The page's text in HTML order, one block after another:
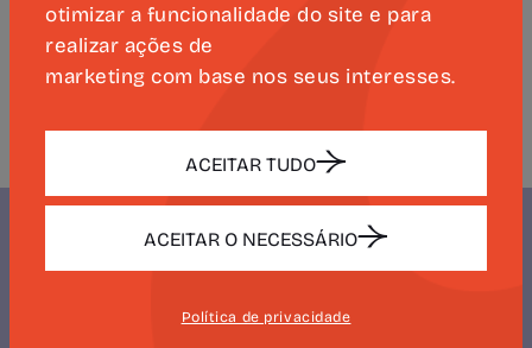
genealogistas, técnicos deturismo
cultural e a todos os interessados em
Paleografia e Edição de textos.
NEWSLETTER
otimizar a funcionalidade do site e para
realizar ações de
marketing com base nos seus interesses.
ACEITAR TUDO
ACEITAR O NECESSÁRIO
Política de privacidade